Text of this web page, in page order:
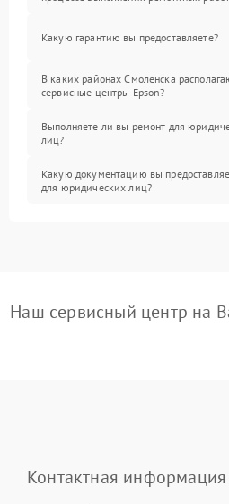
Какую гарантию вы предоставляете?
В каких районах Смоленска
сервисные центры Epson?
Выполняете ли вы ремонт для
лиц?
Какую документацию вы
для юридических лиц?
Наш сервисный центр на
Контактная информация